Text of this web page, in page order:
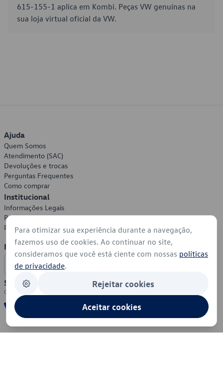
615-155-1 aplica em Kombi. Peças VW genuínas na
sua loja virtual oficial da VW.
Ajuda
Quem Somos
Atendimento (SAC)
Devoluções e trocas
Perguntas Frequentes
Como comprar
Institucional
Informações Legais
Política de Privacidade
Política de Cookies
Formas de Pagamento
Segurança
Para otimizar sua experiência durante a navegação,
fazemos uso de cookies. Ao continuar no site,
consideramos que você está ciente com nossas políticas
de privacidade.
Rejeitar cookies
Aceitar cookies